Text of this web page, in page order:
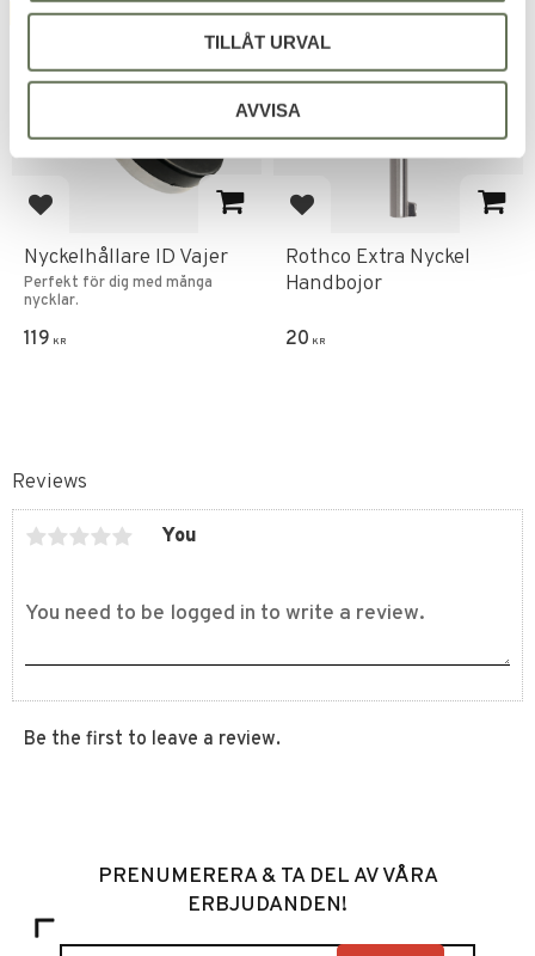
TILLÅT URVAL
AVVISA
Reviews
You
Be the first to leave a review.
Add to favorites
Nyckelhållare ID Vajer
Perfekt för dig med många
nycklar.
119 KR
FAVORITE
Add to favorites
Rothco Extra Nyckel
Handbojor
20 KR
PRENUMERERA & TA DEL AV VÅRA
ERBJUDANDEN!